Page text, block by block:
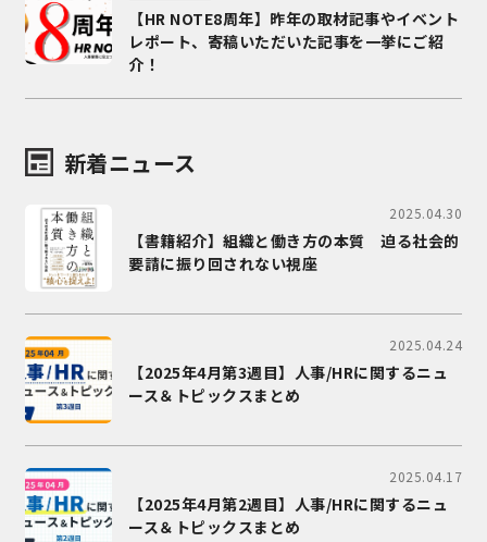
【HR NOTE8周年】昨年の取材記事やイベント
レポート、寄稿いただいた記事を一挙にご紹
介！
新着ニュース
2025.04.30
【書籍紹介】組織と働き方の本質 迫る社会的
要請に振り回されない視座
2025.04.24
【2025年4月第3週目】人事/HRに関するニュ
ース＆トピックスまとめ
2025.04.17
【2025年4月第2週目】人事/HRに関するニュ
ース＆トピックスまとめ